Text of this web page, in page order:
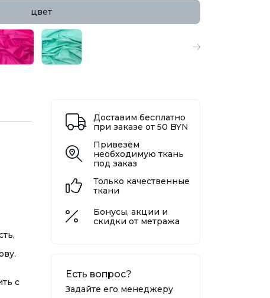
цвет
с
Доставим бесплатно
при заказе от 50 BYN
Привезём
необходимую ткань
под заказ
Только качественные
ткани
Бонусы, акции и
скидки от метража
Есть вопрос?
Задайте его менеджеру